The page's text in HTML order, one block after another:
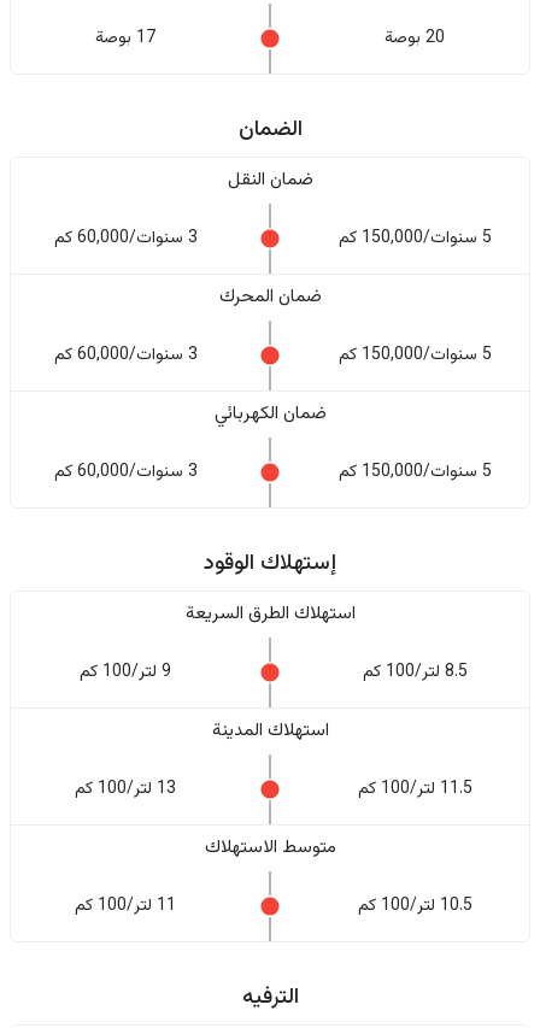
20 بوصة 17 بوصة
الضمان
ضمان النقل
5 سنوات/150,000 كم 3 سنوات/60,000 كم
ضمان المحرك
5 سنوات/150,000 كم 3 سنوات/60,000 كم
ضمان الكهربائي
5 سنوات/150,000 كم 3 سنوات/60,000 كم
إستهلاك الوقود
استهلاك الطرق السريعة
8.5 لتر/100 كم 9 لتر/100 كم
استهلاك المدينة
11.5 لتر/100 كم 13 لتر/100 كم
متوسط الاستهلاك
10.5 لتر/100 كم 11 لتر/100 كم
الترفيه